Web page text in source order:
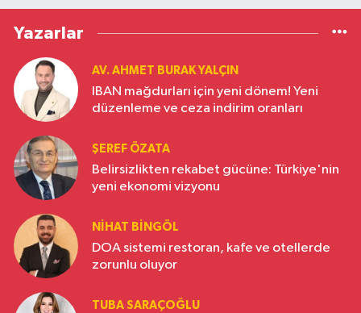
Yazarlar
AV. AHMET BURAK YALÇIN
IBAN mağdurları için yeni dönem! Yeni
düzenleme ve ceza indirim oranları
ŞEREF ÖZATA
Belirsizlikten rekabet gücüne: Türkiye'nin
yeni ekonomi vizyonu
NIHAT BINGÖL
DOA sistemi restoran, kafe ve otellerde
zorunlu oluyor
TUBA SARAÇOĞLU